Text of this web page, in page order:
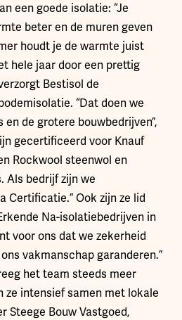
een goede isolatie: “Je
beter en de muren geven
houdt je de warmte juist
hele jaar door een prettig
Bestisol de
“Dat doen we
de grotere bouwbedrijven”,
gecertificeerd voor Knauf
Rockwool steenwol en
Als bedrijf zijn we
Certificatie.” Ook zijn ze lid
Na-isolatiebedrijven in
voor ons dat we zekerheid
vakmanschap garanderen.”
het team steeds meer
ze intensief samen met lokale
Steege Bouw Vastgoed,